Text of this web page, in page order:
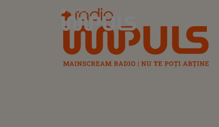
Radio Impuls